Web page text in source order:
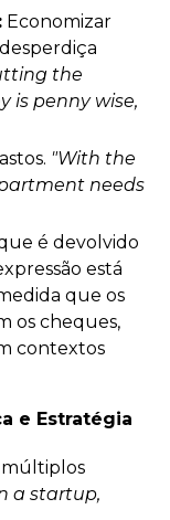
Economizar
the
is penny wise,
"With the
needs
é devolvido
está
que os
os cheques,
contextos
e Estratégia
múltiplos
a startup,